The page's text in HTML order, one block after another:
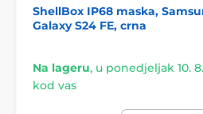
ShellBox IP68 maska,
Galaxy S24 FE, crna
Na lageru, u ponedjeljak 10. 8.
kod vas